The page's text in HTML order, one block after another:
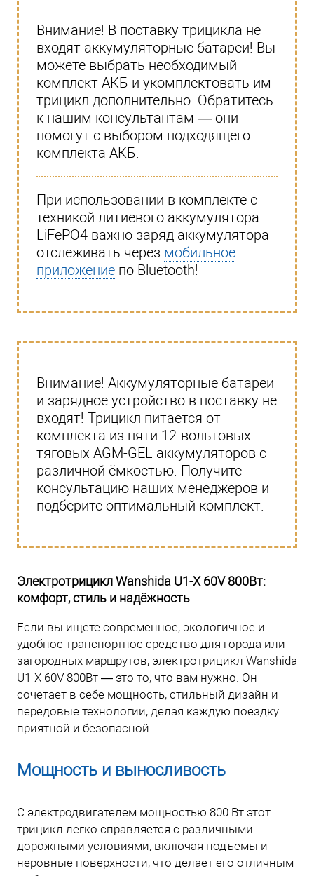
Внимание! В поставку трицикла не
входят аккумуляторные батареи! Вы
можете выбрать необходимый
комплект АКБ и укомплектовать им
трицикл дополнительно. Обратитесь
к нашим консультантам — они
помогут с выбором подходящего
комплекта АКБ.
При использовании в комплекте с
техникой литиевого аккумулятора
LiFePO4 важно заряд аккумулятора
отслеживать через мобильное
приложение по Bluetooth!
Внимание! Аккумуляторные батареи
и зарядное устройство в поставку не
входят! Трицикл питается от
комплекта из пяти 12-вольтовых
тяговых AGM-GEL аккумуляторов с
различной ёмкостью. Получите
консультацию наших менеджеров и
подберите оптимальный комплект.
Электротрицикл Wanshida U1-X 60V 800Вт:
комфорт, стиль и надёжность
Если вы ищете современное, экологичное и
удобное транспортное средство для города или
загородных маршрутов, электротрицикл Wanshida
U1-X 60V 800Вт — это то, что вам нужно. Он
сочетает в себе мощность, стильный дизайн и
передовые технологии, делая каждую поездку
приятной и безопасной.
Мощность и выносливость
С электродвигателем мощностью 800 Вт этот
трицикл легко справляется с различными
дорожными условиями, включая подъёмы и
неровные поверхности, что делает его отличным